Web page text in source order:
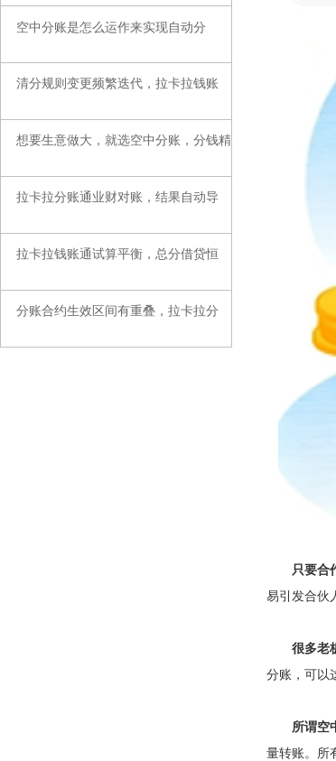
空中分账是怎么运作来实现自动分
清分规则变更频繁迭代，拉卡拉钱账
想要生意做大，就选空中分账，分钱精
拉卡拉分账通业财对账，结果自动导
拉卡拉钱账通试算平衡，总分借贷恒
分账合约生效区间有重叠，拉卡拉分
只要合
易引发合伙
很多老
分账，可以
所谓空
量转账。所